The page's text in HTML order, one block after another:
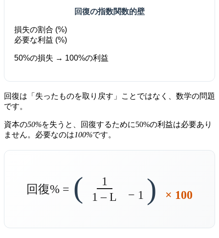
回復の指数関数的壁
損失の割合 (%)
必要な利益 (%)
50%の損失 → 100%の利益
回復は「失ったものを取り戻す」ことではなく、数学の問題
です。
資本の50%を失うと、回復するために50%の利益は必要あり
ません。必要なのは100%です。
回復% = (
1
1 – L
− 1 ) × 100